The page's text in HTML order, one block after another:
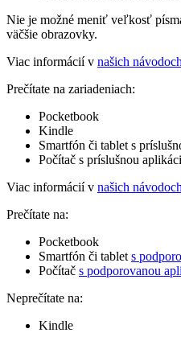
Nie je možné meniť veľkosť
väčšie obrazovky.
Viac informácií v našich návodoch
Prečítate na zariadeniach:
Pocketbook
Kindle
Smartfón či tablet s
Počítač s príslušnou
Viac informácií v našich návodoch
Prečítate na:
Pocketbook
Smartfón či tablet s
Počítač s podporovanou
Neprečítate na:
Kindle